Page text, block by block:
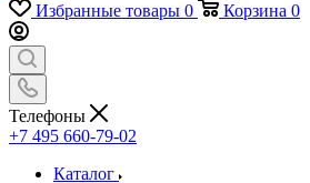
Избранные товары 0 Корзина 0
Телефоны
+7 495 660-79-02
Каталог